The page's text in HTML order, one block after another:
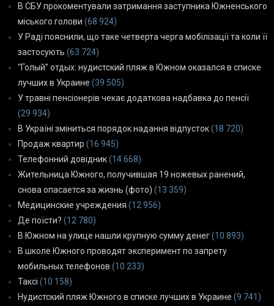
В СБУ прокоментували затримання заступника Южненського
міського голови (68 924)
У Раді пояснили, що таке четверта черга мобілізації та коли її
застосують (63 724)
“Голый” отдых: нудистский пляж в Южном оказался в списке
лучших в Украине (39 505)
У травні пенсіонерів чекає додаткова надбавка до пенсії
(29 934)
В Україні зміниться порядок надання відпусток(18 720)
Продаж квартир (16 945)
Телефонний довідник(14 668)
Жительница Южного, получившая 19 ножевых ранений,
снова опасается за жизнь (фото) (13 359)
Медицинские учреждения (12 956)
Де поїсти? (12 780)
В Южном на улице нашли крупную сумму денег(10 893)
В школе Южного проводят эксперимент по запрету
мобильных телефонов (10 233)
Таксі (10 158)
Нудистский пляж Южного в списке лучших в Украине (9 741)